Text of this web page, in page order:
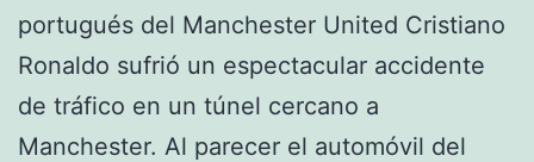
portugués del Manchester United Cristiano
Ronaldo sufrió un espectacular accidente
de tráfico en un túnel cercano a
Manchester. Al parecer el automóvil del